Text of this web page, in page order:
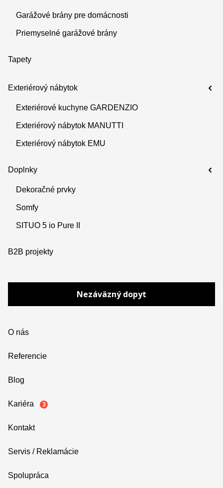
Garážové brány pre domácnosti
Priemyselné garážové brány
Tapety
Exteriérový nábytok
Exteriérové kuchyne GARDENZIO
Exteriérový nábytok MANUTTI
Exteriérový nábytok EMU
Doplnky
Dekoračné prvky
Somfy
SITUO 5 io Pure II
B2B projekty
Nezáväzný dopyt
O nás
Referencie
Blog
Kariéra 3
Kontakt
Servis / Reklamácie
Spolupráca